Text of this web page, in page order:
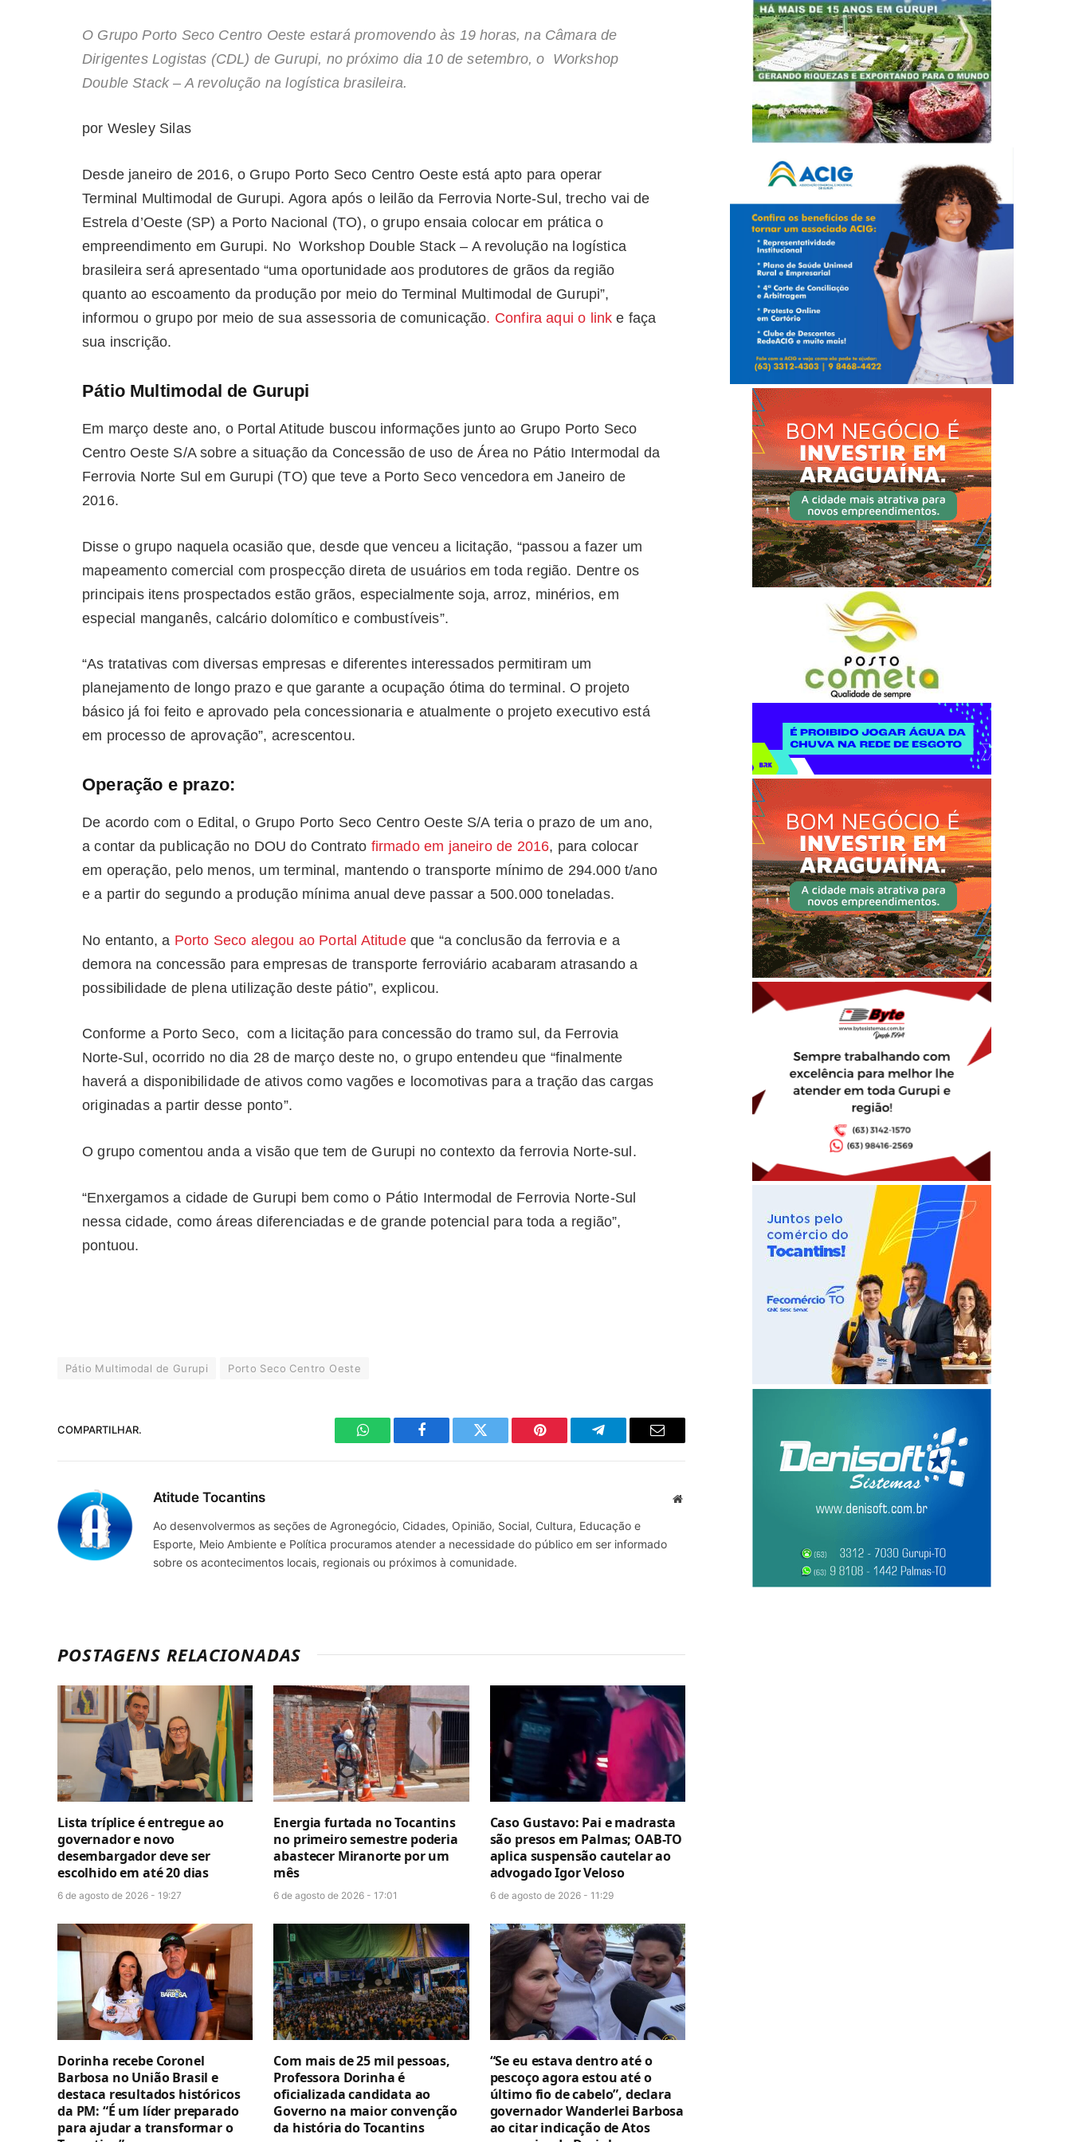
O Grupo Porto Seco Centro Oeste estará promovendo às 19 horas, na Câmara de
Dirigentes Logistas (CDL) de Gurupi, no próximo dia 10 de setembro, o Workshop
Double Stack – A revolução na logística brasileira.
por Wesley Silas
Desde janeiro de 2016, o Grupo Porto Seco Centro Oeste está apto para operar
Terminal Multimodal de Gurupi. Agora após o leilão da Ferrovia Norte-Sul, trecho vai de
Estrela d’Oeste (SP) a Porto Nacional (TO), o grupo ensaia colocar em prática o
empreendimento em Gurupi. No Workshop Double Stack – A revolução na logística
brasileira será apresentado “uma oportunidade aos produtores de grãos da região
quanto ao escoamento da produção por meio do Terminal Multimodal de Gurupi”,
informou o grupo por meio de sua assessoria de comunicação. Confira aqui o link e faça
sua inscrição.
Pátio Multimodal de Gurupi
Em março deste ano, o Portal Atitude buscou informações junto ao Grupo Porto Seco
Centro Oeste S/A sobre a situação da Concessão de uso de Área no Pátio Intermodal da
Ferrovia Norte Sul em Gurupi (TO) que teve a Porto Seco vencedora em Janeiro de
2016.
Disse o grupo naquela ocasião que, desde que venceu a licitação, “passou a fazer um
mapeamento comercial com prospecção direta de usuários em toda região. Dentre os
principais itens prospectados estão grãos, especialmente soja, arroz, minérios, em
especial manganês, calcário dolomítico e combustíveis”.
“As tratativas com diversas empresas e diferentes interessados permitiram um
planejamento de longo prazo e que garante a ocupação ótima do terminal. O projeto
básico já foi feito e aprovado pela concessionaria e atualmente o projeto executivo está
em processo de aprovação”, acrescentou.
Operação e prazo:
De acordo com o Edital, o Grupo Porto Seco Centro Oeste S/A teria o prazo de um ano,
a contar da publicação no DOU do Contrato firmado em janeiro de 2016, para colocar
em operação, pelo menos, um terminal, mantendo o transporte mínimo de 294.000 t/ano
e a partir do segundo a produção mínima anual deve passar a 500.000 toneladas.
No entanto, a Porto Seco alegou ao Portal Atitudeque “a conclusão da ferrovia e a
demora na concessão para empresas de transporte ferroviário acabaram atrasando a
possibilidade de plena utilização deste pátio”, explicou.
Conforme a Porto Seco, com a licitação para concessão do tramo sul, da Ferrovia
Norte-Sul, ocorrido no dia 28 de março deste no, o grupo entendeu que “finalmente
haverá a disponibilidade de ativos como vagões e locomotivas para a tração das cargas
originadas a partir desse ponto”.
O grupo comentou anda a visão que tem de Gurupi no contexto da ferrovia Norte-sul.
“Enxergamos a cidade de Gurupi bem como o Pátio Intermodal de Ferrovia Norte-Sul
nessa cidade, como áreas diferenciadas e de grande potencial para toda a região”,
pontuou.
Pátio Multimodal de Gurupi Porto Seco Centro Oeste
COMPARTILHAR.
WhatsAppFacebook Twitter Pinterest TelegramaE-
Atitude Tocantins Site
Ao desenvolvermos as seções de Agronegócio, Cidades, Opinião, Social, Cultura, Educação e
Esporte, Meio Ambiente e Política procuramos atender a necessidade do público em ser informado
sobre os acontecimentos locais, regionais ou próximos à comunidade.
POSTAGENS RELACIONADAS
Lista tríplice é entregue ao
governador e novo
desembargador deve ser
escolhido em até 20 dias
6 de agosto de 2026 - 19:27
Energia furtada no Tocantins
no primeiro semestre poderia
abastecer Miranorte por um
mês
6 de agosto de 2026 - 17:01
Caso Gustavo: Pai e madrasta
são presos em Palmas; OAB-TO
aplica suspensão cautelar ao
advogado Igor Veloso
6 de agosto de 2026 - 11:29
Dorinha recebe Coronel
Barbosa no União Brasil e
destaca resultados históricos
da PM: “É um líder preparado
para ajudar a transformar o
Com mais de 25 mil pessoas,
Professora Dorinha é
oficializada candidata ao
Governo na maior convenção
da história do Tocantins
“Se eu estava dentro até o
pescoço agora estou até o
último fio de cabelo”, declara
governador Wanderlei Barbosa
ao citar indicação de Atos